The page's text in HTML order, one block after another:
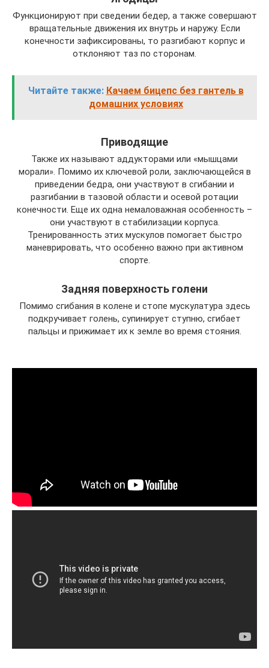
Функционируют при сведении бедер, а также совершают
вращательные движения их внутрь и наружу. Если
конечности зафиксированы, то разгибают корпус и
отклоняют таз по сторонам.
Читайте также: Качаем бицепс без гантель в
домашних условиях
Приводящие
Также их называют аддукторами или «мышцами
морали». Помимо их ключевой роли, заключающейся в
приведении бедра, они участвуют в сгибании и
разгибании в тазовой области и осевой ротации
конечности. Еще их одна немаловажная особенность –
они участвуют в стабилизации корпуса.
Тренированность этих мускулов помогает быстро
маневрировать, что особенно важно при активном
спорте.
Задняя поверхность голени
Помимо сгибания в колене и стопе мускулатура здесь
подкручивает голень, супинирует ступню, сгибает
пальцы и прижимает их к земле во время стояния.